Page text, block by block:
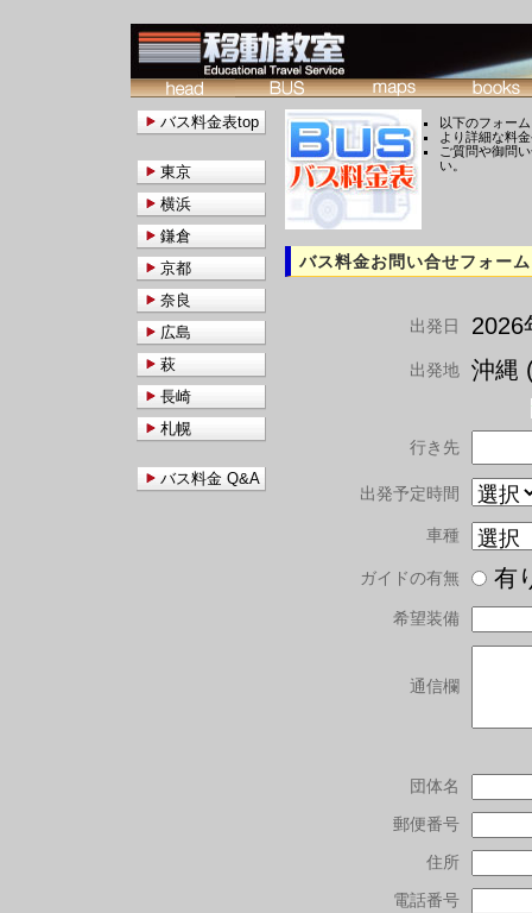
以下のフォー
より詳細な料
ご質問や御問
い。
バス料金お問い合せフォーム
出発日 2026
出発地 沖縄
行き先
出発予定時間
車種
ガイドの有無
希望装備
通信欄
団体名
郵便番号
住所
電話番号
バス料金表top
東京
横浜
鎌倉
京都
奈良
広島
萩
長崎
札幌
バス料金 Q&A